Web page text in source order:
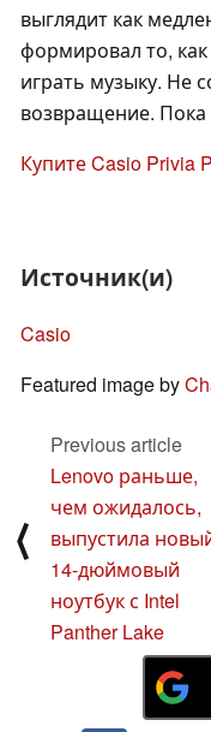
выглядит как
формировал то,
играть музыку. Не
возвращение. Пока
Купите Casio Privia
Источник(и)
Casio
Featured image by
⟨
Previous article
Lenovo раньше,
чем ожидалось,
выпустила
14-дюймовый
ноутбук с Intel
Panther Lake